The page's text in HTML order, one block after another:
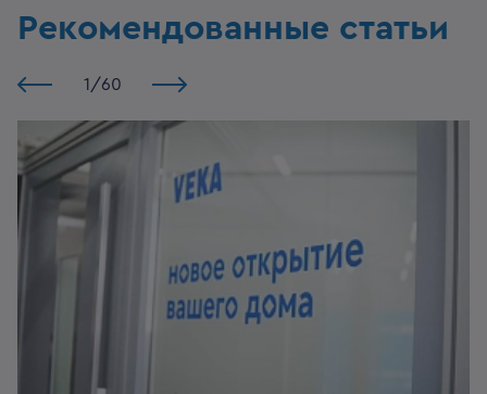
Рекомендованные статьи
1 /60